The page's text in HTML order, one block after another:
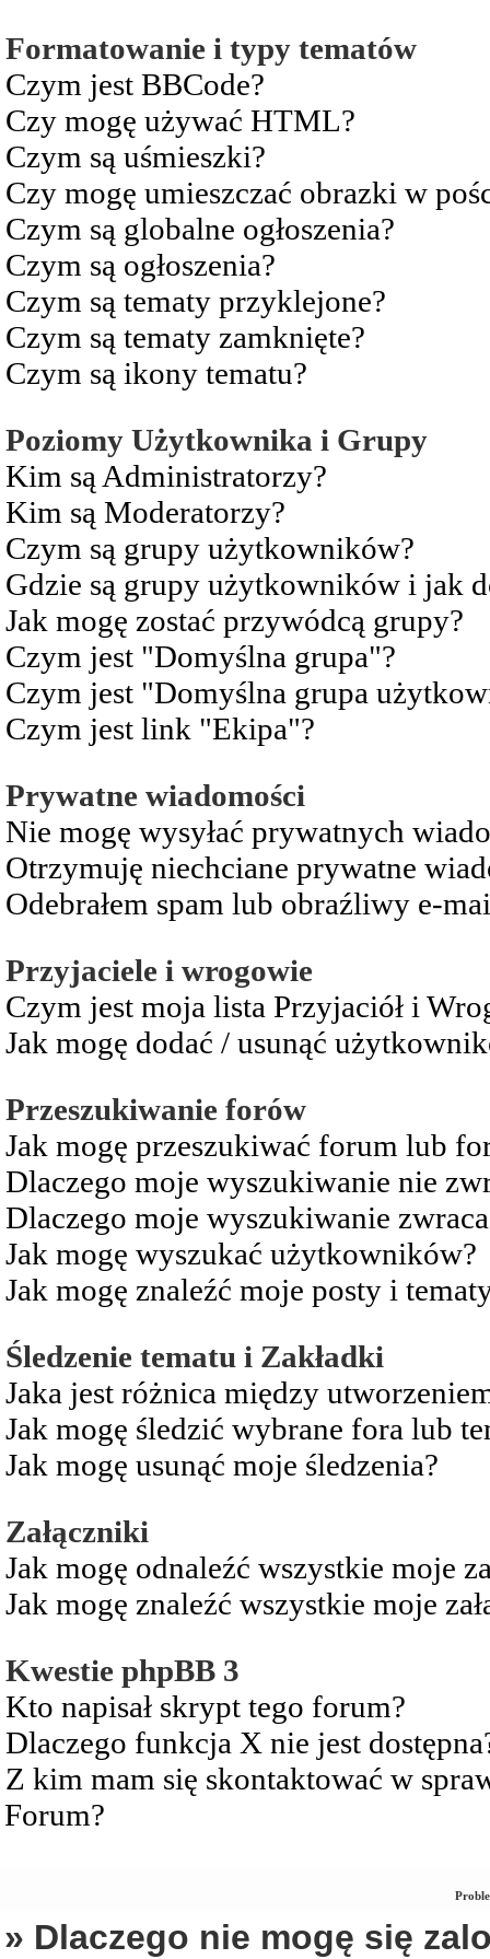
Formatowanie i typy tematów
Czym jest BBCode?
Czy mogę używać HTML?
Czym są uśmieszki?
Czy mogę umieszczać obrazki w
Czym są globalne ogłoszenia?
Czym są ogłoszenia?
Czym są tematy przyklejone?
Czym są tematy zamknięte?
Czym są ikony tematu?
Poziomy Użytkownika i Grupy
Kim są Administratorzy?
Kim są Moderatorzy?
Czym są grupy użytkowników?
Gdzie są grupy użytkowników i jak
Jak mogę zostać przywódcą grupy?
Czym jest "Domyślna grupa"?
Czym jest "Domyślna grupa
Czym jest link "Ekipa"?
Prywatne wiadomości
Nie mogę wysyłać prywatnych
Otrzymuję niechciane prywatne
Odebrałem spam lub obraźliwy e-
Przyjaciele i wrogowie
Czym jest moja lista Przyjaciół i
Jak mogę dodać / usunąć
Przeszukiwanie forów
Jak mogę przeszukiwać forum lub
Dlaczego moje wyszukiwanie nie
Dlaczego moje wyszukiwanie
Jak mogę wyszukać użytkowników?
Jak mogę znaleźć moje posty i
Śledzenie tematu i Zakładki
Jaka jest różnica między
Jak mogę śledzić wybrane fora lub
Jak mogę usunąć moje śledzenia?
Załączniki
Jak mogę odnaleźć wszystkie moje
Jak mogę znaleźć wszystkie moje
Kwestie phpBB 3
Kto napisał skrypt tego forum?
Dlaczego funkcja X nie jest
Z kim mam się skontaktować w
Forum?
» Dlaczego nie mogę się